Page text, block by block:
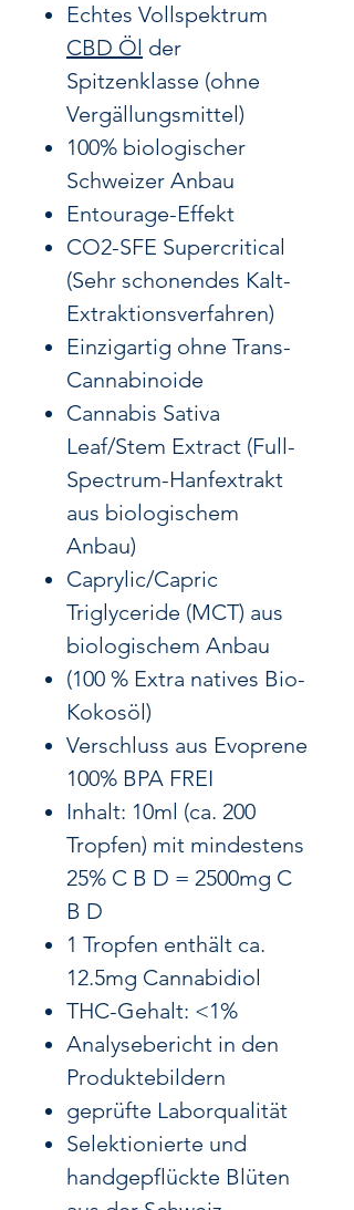
Echtes Vollspektrum
CBD Öl der
Spitzenklasse (ohne
Vergällungsmittel)
100% biologischer
Schweizer Anbau
Entourage-Effekt
CO2-SFE Supercritical
(Sehr schonendes Kalt-
Extraktionsverfahren)
Einzigartig ohne Trans-
Cannabinoide
Cannabis Sativa
Leaf/Stem Extract (Full-
Spectrum-Hanfextrakt
aus biologischem
Anbau)
Caprylic/Capric
Triglyceride (MCT) aus
biologischem Anbau
(100 % Extra natives Bio-
Kokosöl)
Verschluss aus Evoprene
100% BPA FREI
Inhalt: 10ml (ca. 200
Tropfen) mit mindestens
25% C B D = 2500mg C
B D
1 Tropfen enthält ca.
12.5mg Cannabidiol
THC-Gehalt: <1%
Analysebericht in den
Produktebildern
geprüfte Laborqualität
Selektionierte und
handgepflückte Blüten